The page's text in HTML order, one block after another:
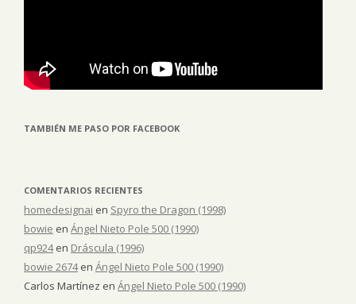
TAMBIÉN ME PASO POR FACEBOOK
COMENTARIOS RECIENTES
homedesignai en Spyro the Dragon (1998)
bowie en Ángel Nieto Pole 500 (1990)
qp924en Dráscula (1996)
bowie 2674en Ángel Nieto Pole 500 (1990)
Carlos Martínez en Ángel Nieto Pole 500 (1990)